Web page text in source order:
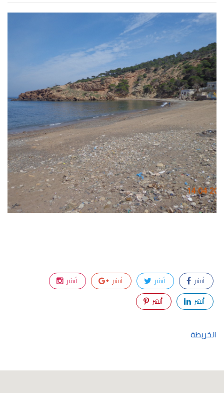
أنشر أنشر أنشر
أنشر
أنشر
أنشر
الخريطة